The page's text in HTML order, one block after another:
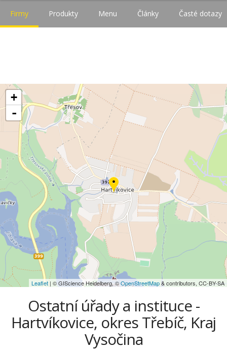
Firmy Produkty Menu Články Časté dotazy
+
-
Leaflet | © GIScience Heidelberg, ©OpenStreetMap& contributors, CC-BY-SA
Ostatní úřady a instituce -
Hartvíkovice, okres Třebíč, Kraj
Vysočina